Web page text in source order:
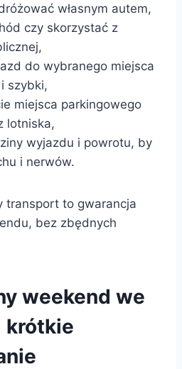
własnym autem,
czy skorzystać z
do wybranego miejsca
szybki,
miejsca parkingowego
lotniska,
wyjazdu i powrotu, by
i nerwów.
transport to gwarancja
bez zbędnych
weekend we
krótkie